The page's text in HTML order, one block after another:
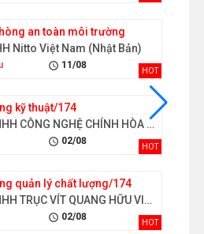
an toàn môi trường
Nitto Việt Nam (Nhật Bản)
schedule 11/08
HOT
kỹ thuật/174
CÔNG TY TNHH CÔNG NGHỆ CHÍNH HÒA HOẰNG GIAI VIỆT NAM
schedule 02/08
HOT
quản lý chất lượng/174
CÔNG TY TNHH TRỤC VÍT QUANG HỮU VIỆT NAM
schedule 02/08
HOT